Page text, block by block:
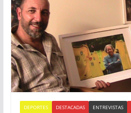
DEPORTES DESTACADAS ENTREVISTAS